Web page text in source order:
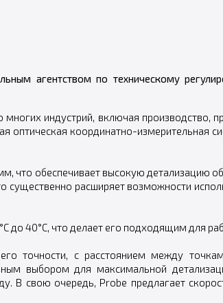
агентством по техническому
индустрий, включая производство,
оптическая координатно-измерительная
что обеспечивает высокую детализацию
существенно расширяет возможности
до 40°C, что делает его подходящим для
точности, с расстоянием между
выбором для максимальной
В свою очередь, Probe предлагает